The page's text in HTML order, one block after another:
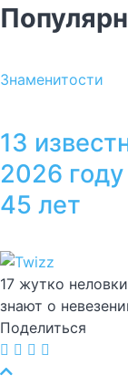
Знаменитости
13
2026
45 лет
17 жутко
знают о
Поделиться